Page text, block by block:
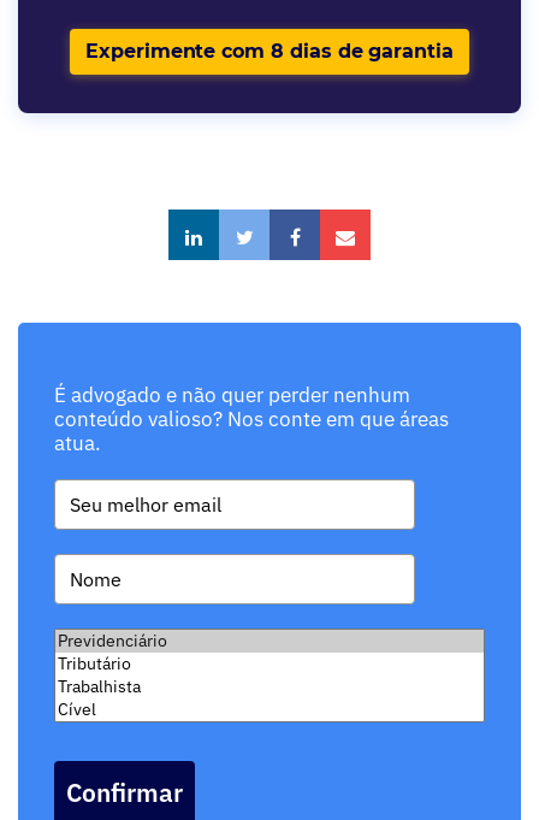
Experimente com 8 dias de garantia
É advogado e não quer perder nenhum
conteúdo valioso? Nos conte em que áreas
atua.
Confirmar